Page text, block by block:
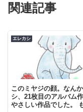
関連記事
エレカシ
このミヤジの顔。なん
シ、21枚目のアルバム
やさしい作品でした。